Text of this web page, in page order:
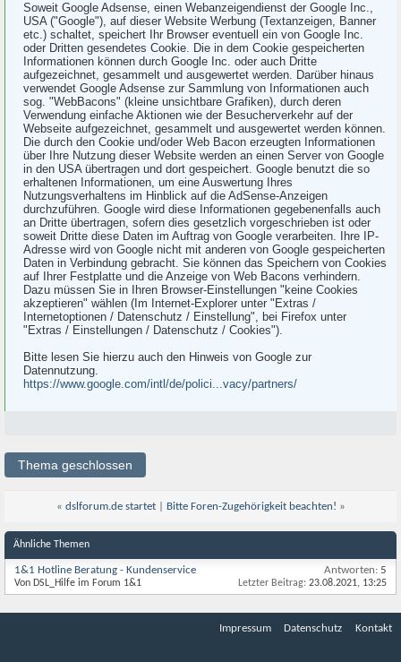
Soweit Google Adsense, einen Webanzeigendienst der Google Inc.,
USA ("Google"), auf dieser Website Werbung (Textanzeigen, Banner
etc.) schaltet, speichert Ihr Browser eventuell ein von Google Inc.
oder Dritten gesendetes Cookie. Die in dem Cookie gespeicherten
Informationen können durch Google Inc. oder auch Dritte
aufgezeichnet, gesammelt und ausgewertet werden. Darüber hinaus
verwendet Google Adsense zur Sammlung von Informationen auch
sog. "WebBacons" (kleine unsichtbare Grafiken), durch deren
Verwendung einfache Aktionen wie der Besucherverkehr auf der
Webseite aufgezeichnet, gesammelt und ausgewertet werden können.
Die durch den Cookie und/oder Web Bacon erzeugten Informationen
über Ihre Nutzung dieser Website werden an einen Server von Google
in den USA übertragen und dort gespeichert. Google benutzt die so
erhaltenen Informationen, um eine Auswertung Ihres
Nutzungsverhaltens im Hinblick auf die AdSense-Anzeigen
durchzuführen. Google wird diese Informationen gegebenenfalls auch
an Dritte übertragen, sofern dies gesetzlich vorgeschrieben ist oder
soweit Dritte diese Daten im Auftrag von Google verarbeiten. Ihre IP-
Adresse wird von Google nicht mit anderen von Google gespeicherten
Daten in Verbindung gebracht. Sie können das Speichern von Cookies
auf Ihrer Festplatte und die Anzeige von Web Bacons verhindern.
Dazu müssen Sie in Ihren Browser-Einstellungen "keine Cookies
akzeptieren" wählen (Im Internet-Explorer unter "Extras /
Internetoptionen / Datenschutz / Einstellung", bei Firefox unter
"Extras / Einstellungen / Datenschutz / Cookies").
Bitte lesen Sie hierzu auch den Hinweis von Google zur
Datennutzung.
https://www.google.com/intl/de/polici...vacy/partners/
Thema geschlossen
« dslforum.de startet| Bitte Foren-Zugehörigkeit beachten! »
Ähnliche Themen
1&1 Hotline Beratung - Kundenservice
Von DSL_Hilfe im Forum 1&1
Antworten: 5
Letzter Beitrag: 23.08.2021, 13:25
Impressum Datenschutz Kontakt